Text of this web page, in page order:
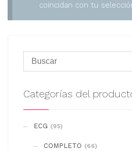
coincidan con tu
Categorías del
ECG (95)
COMPLETO (66)